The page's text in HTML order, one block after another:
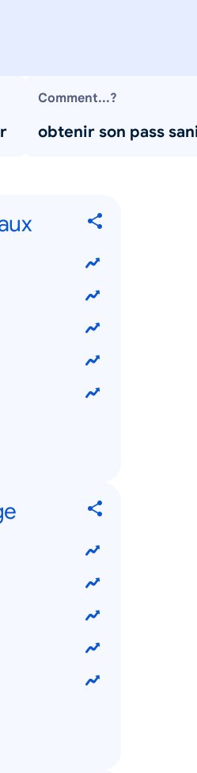
Comment...?
obtenir son pass